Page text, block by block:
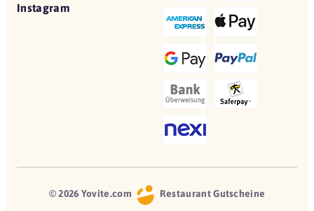
Instagram
© 2026 Yovite.com Restaurant Gutscheine